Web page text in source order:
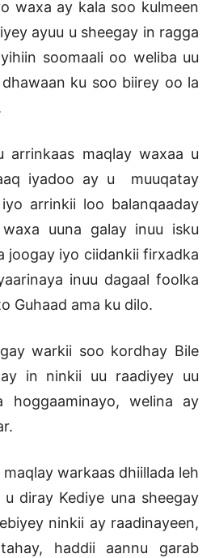
waxa ay kala soo kulmeen
ayuu u sheegay in ragga
soomaali oo weliba uu
ku soo biirey oo la
arrinkaas maqlay waxaa u
iyadoo ay u muuqatay
arrinkii loo balanqaaday
uuna galay inuu isku
joogay iyo ciidankii firxadka
inuu dagaal foolka
Guhaad ama ku dilo.
warkii soo kordhay Bile
in ninkii uu raadiyey uu
hoggaaminayo, welina ay
warkaas dhiillada leh
diray Kediye una sheegay
ninkii ay raadinayeen,
haddii aannu garab